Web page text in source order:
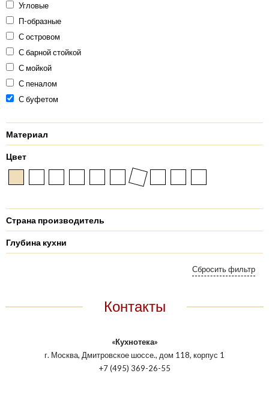
Угловые
П-образные
С островом
С барной стойкой
С мойкой
С пеналом
С буфетом
Материал
Цвет
Страна производитель
Глубина кухни
Контакты
«Кухнотека»
г. Москва, Дмитровское шоссе., дом 118, корпус 1
+7 (495) 369-26-55